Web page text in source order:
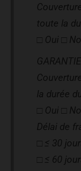
toute la
□ Oui □
la durée
□ Oui □
Délai de
□ ≤ 30
□ ≤ 60